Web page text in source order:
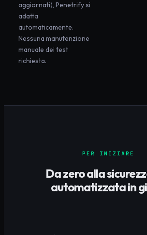
aggiornati), Penetrify si
adatta
automaticamente.
Nessuna manutenzione
manuale dei test
richiesta.
PER INIZIARE
Da zero alla
automatizzata in